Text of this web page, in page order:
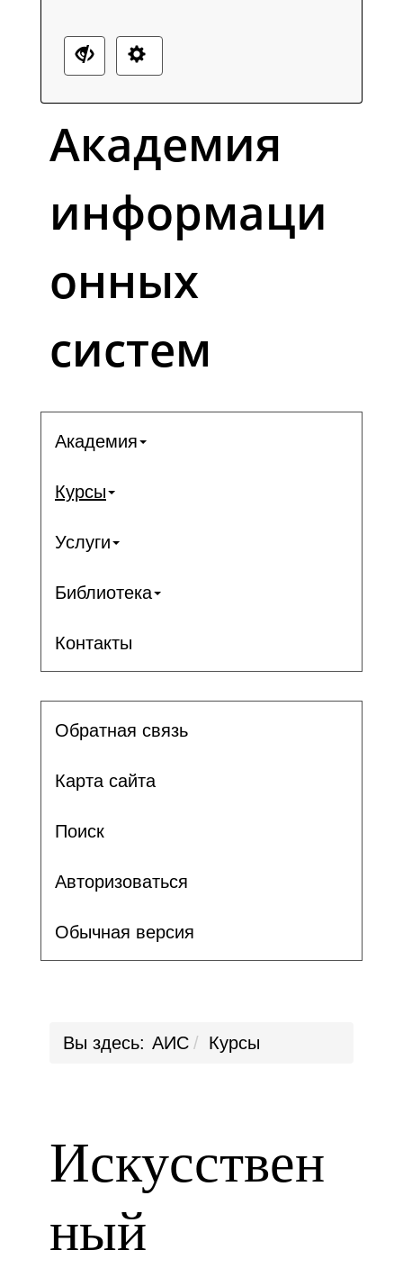
Академия
информаци
онных
систем
Академия
Курсы
Услуги
Библиотека
Контакты
Обратная связь
Карта сайта
Поиск
Авторизоваться
Обычная версия
Вы здесь: АИС Курсы
Искусствен
ный